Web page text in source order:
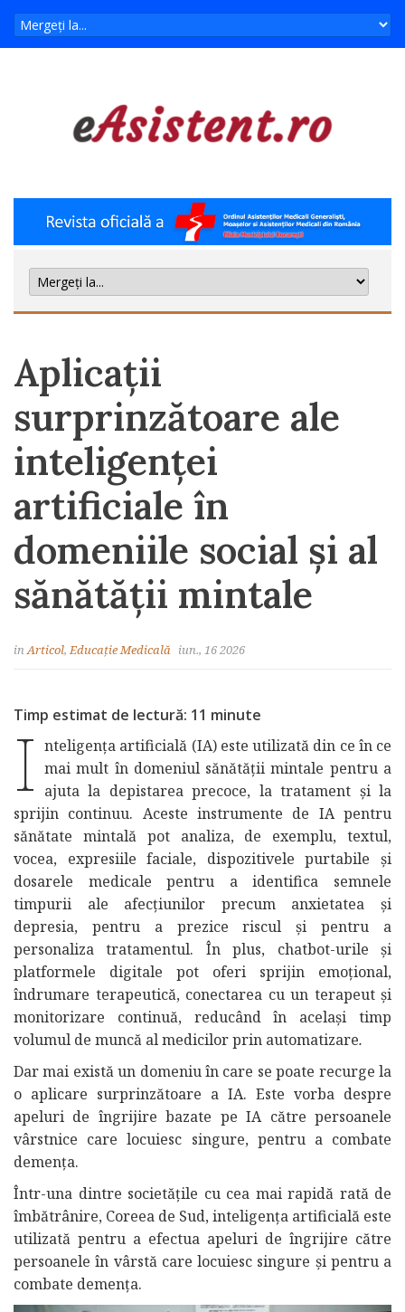
Aplicații
surprinzătoare ale
inteligenței
artificiale în
domeniile social și al
sănătății mintale
inArticol, Educație Medicală iun., 16 2026
Timp estimat de lectură: 11 minute
I nteligența artificială (IA) este utilizată din ce în ce
mai mult în domeniul sănătății mintale pentru a
ajuta la depistarea precoce, la tratament și la
sprijin continuu. Aceste instrumente de IA pentru
sănătate mintală pot analiza, de exemplu, textul,
vocea, expresiile faciale, dispozitivele purtabile și
dosarele medicale pentru a identifica semnele
timpurii ale afecțiunilor precum anxietatea și
depresia, pentru a prezice riscul și pentru a
personaliza tratamentul. În plus, chatbot-urile și
platformele digitale pot oferi sprijin emoțional,
îndrumare terapeutică, conectarea cu un terapeut și
monitorizare continuă, reducând în același timp
volumul de muncă al medicilor prin automatizare.
Dar mai există un domeniu în care se poate recurge la
o aplicare surprinzătoare a IA. Este vorba despre
apeluri de îngrijire bazate pe IA către persoanele
vârstnice care locuiesc singure, pentru a combate
demența.
Într-una dintre societățile cu cea mai rapidă rată de
îmbătrânire, Coreea de Sud, inteligența artificială este
utilizată pentru a efectua apeluri de îngrijire către
persoanele în vârstă care locuiesc singure și pentru a
combate demența.